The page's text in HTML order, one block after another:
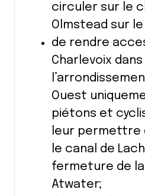
circuler sur le
Olmstead sur le
de rendre
Charlevoix dans
Ouest
piétons et
leur permettre
le canal de
fermeture de
Atwater;